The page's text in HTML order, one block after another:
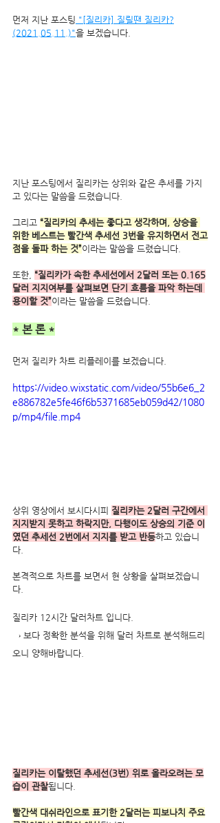
먼저 지난 포스팅 "[질리카] 질릴땐 질리카?
(2021.05.11.)"을 보겠습니다.
지난 포스팅에서 질리카는 상위와 같은 추세를 가지
고 있다는 말씀을 드렸습니다.
그리고 “질리카의 추세는 좋다고 생각하며, 상승을
위한 베스트는 빨간색 추세선 3번을 유지하면서 전고
점을 돌파 하는 것”이라는 말씀을 드렸습니다.
또한, “질리카가 속한 추세선에서 2달러 또는 0.165
달러 지지여부를 살펴보면 단기 흐름을 파악 하는데
용이할 것”이라는 말씀을 드렸습니다.
* 본 론 *
먼저 질리카 차트 리플레이를 보겠습니다.
https://video.wixstatic.com/video/55b6e6_2
e886782e5fe46f6b5371685eb059d42/1080
p/mp4/file.mp4
상위 영상에서 보시다시피 질리카는 2달러 구간에서
지지받지 못하고 하락지만, 다행이도 상승의 기준 이
였던 추세선 2번에서 지지를 받고 반등하고 있습니
다.
본격적으로 차트를 보면서 현 상황을 살펴보겠습니
다.
질리카 12시간 달러차트 입니다.
→ 보다 정확한 분석을 위해 달러 차트로 분석해드리
오니 양해바랍니다.
질리카는 이탈했던 추세선(3번) 위로 올라오려는 모
습이 관찰됩니다.
빨간색 대쉬라인으로 표기한 2달러는 피보나치 주요